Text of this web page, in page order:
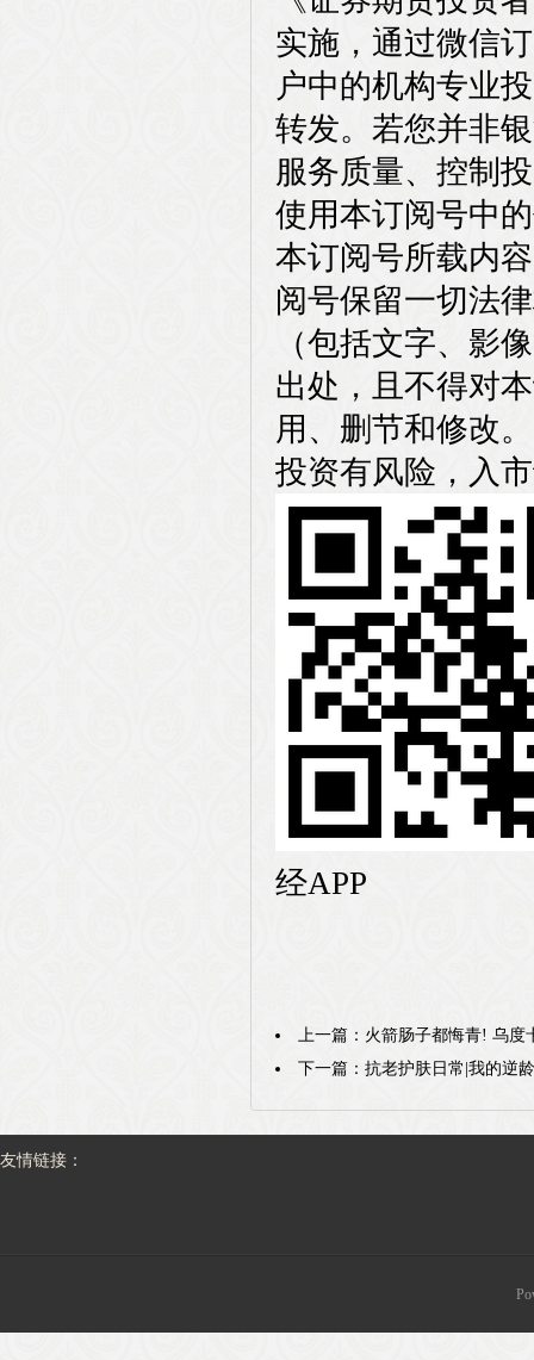
实施，通过微信
户中的机构专业
转发。若您并非
服务质量、控制
使用本订阅号中
本订阅号所载内
阅号保留一切法
（包括文字、影
出处，且不得对
用、删节和修改。
投资有风险，入
经APP
上一篇： 火箭肠子都悔青! 乌度
下一篇： 抗老护肤日常|我的逆
友情链接：